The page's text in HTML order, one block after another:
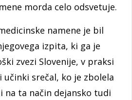
morda celo odsvetuje.
namene je bil
izpita, ki ga je
zvezi Slovenije, v praksi
učinki srečal, ko je zbolela
na ta način dejansko tudi